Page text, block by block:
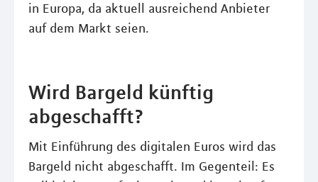
in Europa, da aktuell ausreichend Anbieter
auf dem Markt seien.
Wird Bargeld künftig
abgeschafft?
Mit Einführung des digitalen Euros wird das
Bargeld nicht abgeschafft. Im Gegenteil: Es